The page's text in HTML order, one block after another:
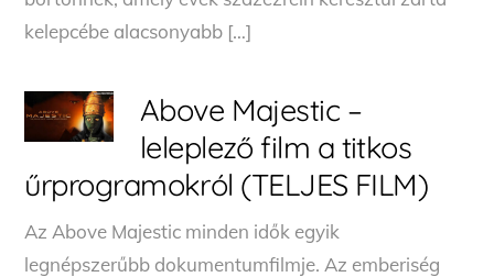
kelepcébe alacsonyabb […]
Above Majestic –
leleplező film a titkos
űrprogramokról (TELJES FILM)
Az Above Majestic minden idők egyik
legnépszerűbb dokumentumfilmje. Az emberiség